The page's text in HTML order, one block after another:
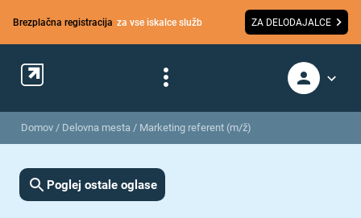
Brezplačna registracija za vse iskalce služb ZA DELODAJALCE
Domov / Delovna mesta / Marketing referent (m/ž)
Poglej ostale oglase